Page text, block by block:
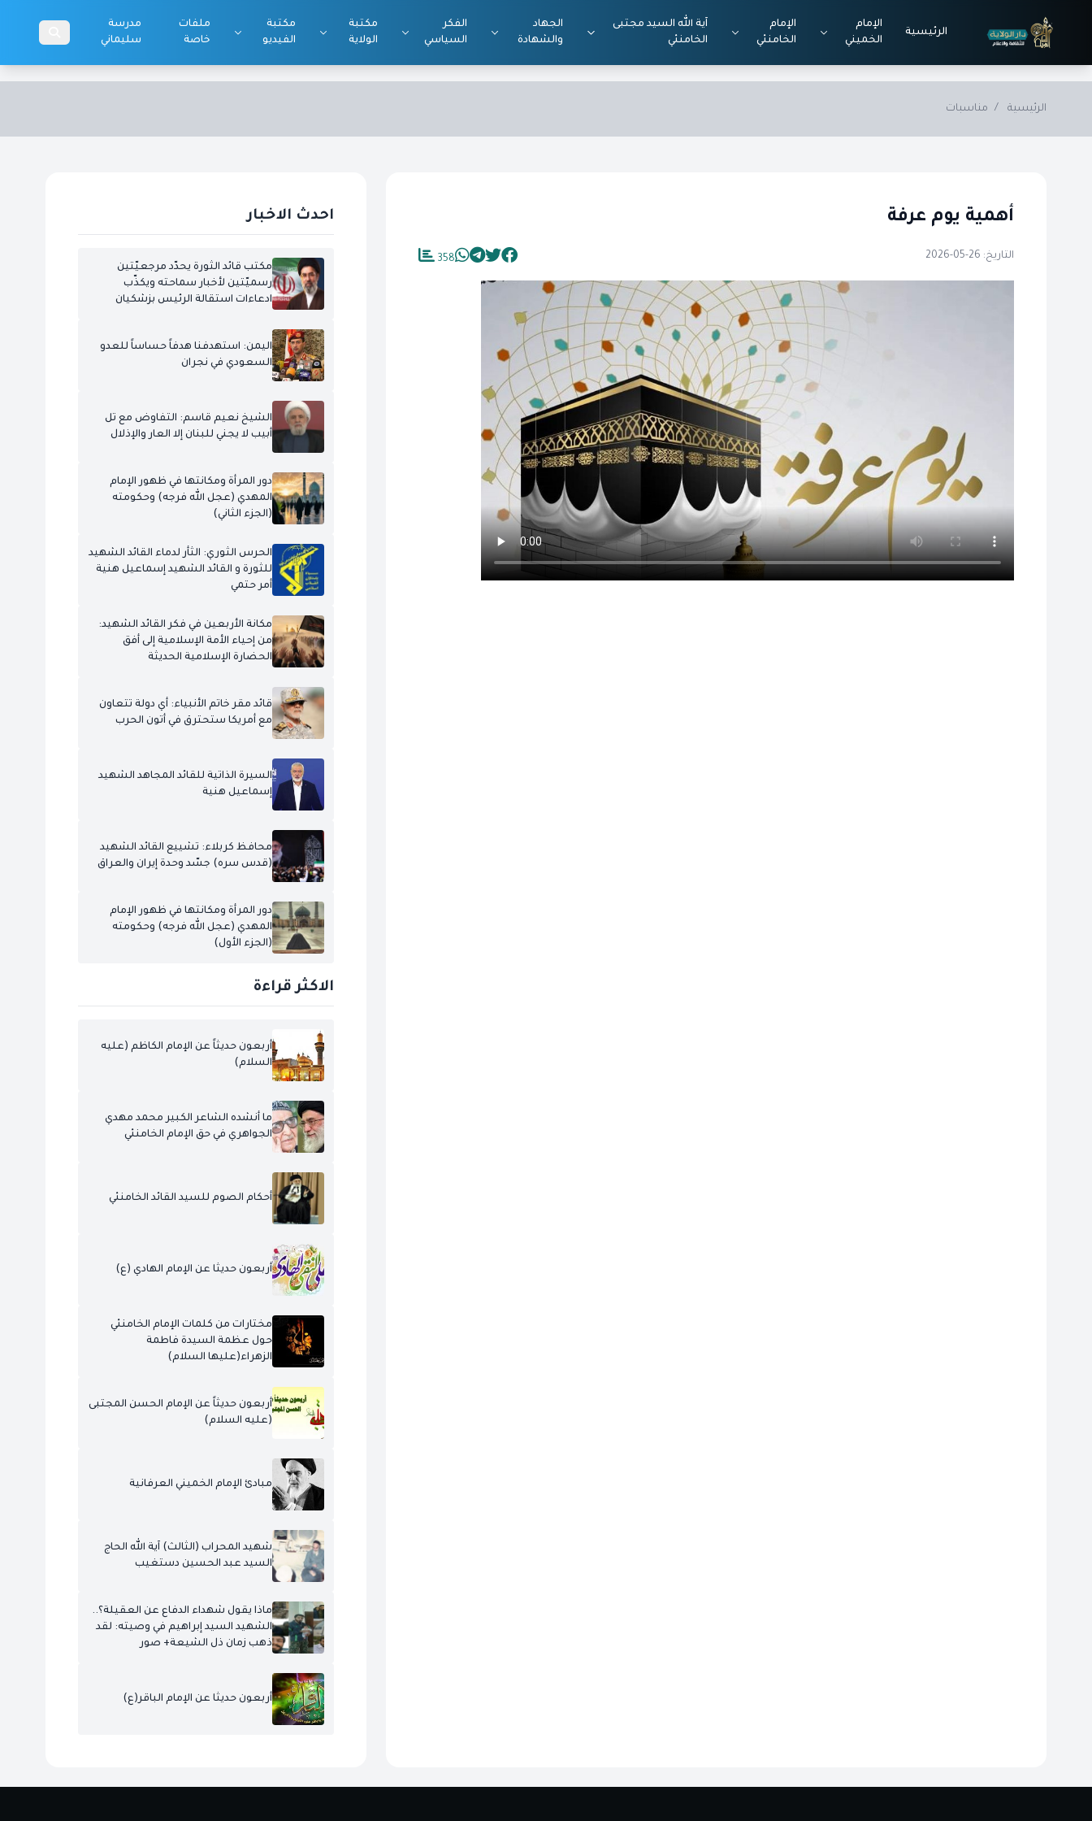
الرئيسية
الإمام
الخميني
الإمام
الخامنئي
آية الله السيد مجتبى
الخامنئي
الجهاد
والشهادة
الفكر
السياسي
مكتبة
الولاية
مكتبة
الفيديو
ملفات
خاصة
مدرسة
سليماني
الرئيسية / مناسبات
أهمية يوم عرفة
التاريخ: 26-05-2026 358
احدث الاخبار
مكتب قائد الثورة يحدّد مرجعيّتين
رسميّتين لأخبار سماحته ويكذّب
ادعاءات استقالة الرئيس بزشكيان
اليمن: استهدفنا هدفاً حساساً للعدو
السعودي في نجران
الشيخ نعيم قاسم: التفاوض مع تل
أبيب لا يجني للبنان إلا العار والإذلال
دور المرأة ومكانتها في ظهور الإمام
المهدي (عجل الله فرجه) وحكومته
(الجزء الثاني)
الحرس الثوري: الثأر لدماء القائد الشهيد
للثورة و القائد الشهيد إسماعيل هنية
أمر حتمي
مكانة الأربعين في فكر القائد الشهيد:
من إحياء الأمة الإسلامية إلى أفق
الحضارة الإسلامية الحديثة
قائد مقر خاتم الأنبياء: أي دولة تتعاون
مع أمريكا ستحترق في أتون الحرب
السيرة الذاتية للقائد المجاهد الشهيد
إسماعيل هنية
محافظ كربلاء: تشييع القائد الشهيد
(قدس سره) جسّد وحدة إيران والعراق
دور المرأة ومكانتها في ظهور الإمام
المهدي (عجل الله فرجه) وحكومته
(الجزء الأول)
الاكثر قراءة
أربعون حديثاً عن الإمام الكاظم (عليه
السلام)
ما أنشده الشاعر الكبير محمد مهدي
الجواهري في حق الإمام الخامنئي
أحكام الصوم للسيد القائد الخامنئي
أربعون حديثا عن الإمام الهادي (ع)
مختارات من كلمات الإمام الخامنئي
حول عظمة السيدة فاطمة
الزهراء(عليها السلام)
أربعون حديثاً عن الإمام الحسن المجتبى
(عليه السلام)
مبادئ الإمام الخميني العرفانية
شهيد المحراب (الثالث) آية الله الحاج
السيد عبد الحسين دستغيب
ماذا يقول شهداء الدفاع عن العقيلة؟..
الشهيد السيد إبراهيم في وصيته: لقد
ذهب زمان ذل الشيعة+ صور
أربعون حديثا عن الإمام الباقر(ع)